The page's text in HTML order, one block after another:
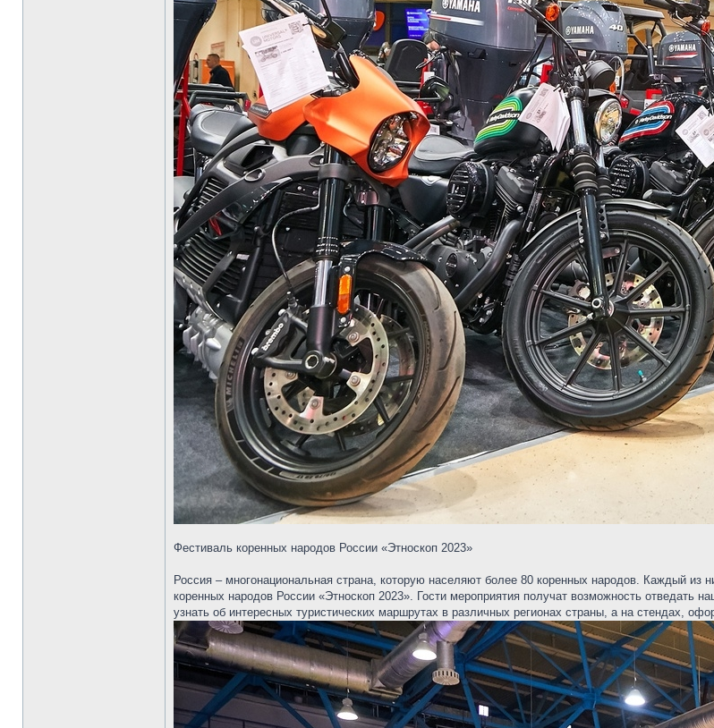
Фестиваль коренных народов России «Этноскоп 2023»
Россия – многонациональная страна, которую населяют более 80 коренных народов. Каждый
коренных народов России «Этноскоп 2023». Гости мероприятия получат возможность
узнать об интересных туристических маршрутах в различных регионах страны, а на стендах,